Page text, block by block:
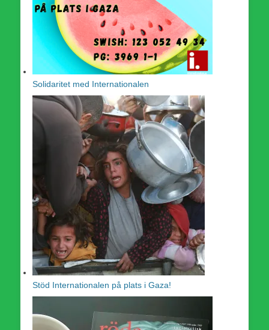
Solidaritet med Internationalen
Stöd Internationalen på plats i Gaza!